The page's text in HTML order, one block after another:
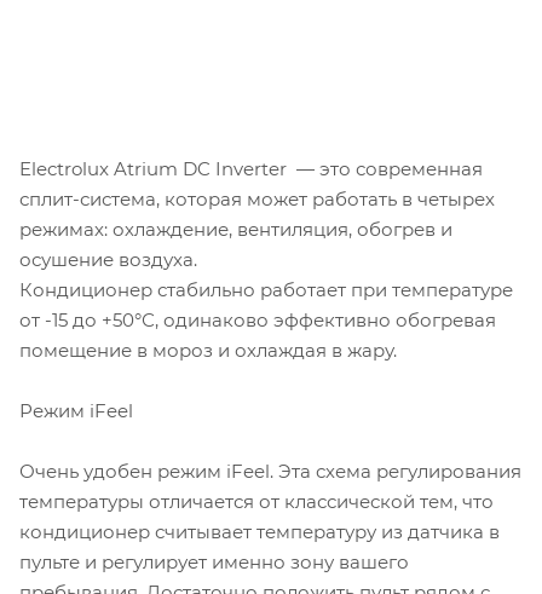
Electrolux Atrium DC Inverter — это современная
сплит-система, которая может работать в четырех
режимах: охлаждение, вентиляция, обогрев и
осушение воздуха.
Кондиционер стабильно работает при температуре
от -15 до +50°С, одинаково эффективно обогревая
помещение в мороз и охлаждая в жару.
Режим iFeel
Очень удобен режим iFeel. Эта схема регулирования
температуры отличается от классической тем, что
кондиционер считывает температуру из датчика в
пульте и регулирует именно зону вашего